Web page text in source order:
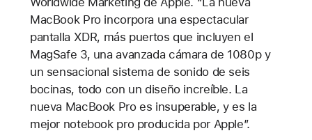
MacBook Pro incorpora una espectacular
pantalla XDR, más puertos que incluyen el
MagSafe 3, una avanzada cámara de 1080p y
un sensacional sistema de sonido de seis
bocinas, todo con un diseño increíble. La
nueva MacBook Pro es insuperable, y es la
mejor notebook pro producida por Apple”.